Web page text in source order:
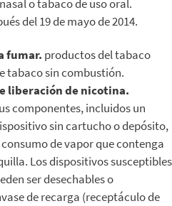
o tabaco de uso oral.
del 19 de mayo de 2014.
fumar. productos del tabaco
tabaco sin combustión.
liberación de nicotina.
componentes, incluidos un
sin cartucho o depósito,
de vapor que contenga
Los dispositivos susceptibles
ser desechables o
de recarga (receptáculo de